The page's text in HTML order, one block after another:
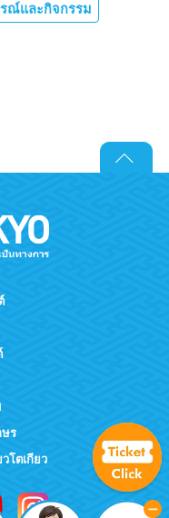
ณ์และกิจกรรม
ร
โตเกียว